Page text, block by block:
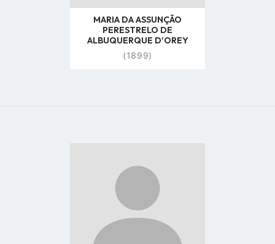
MARIA DA ASSUNÇÃO
PERESTRELO DE
ALBUQUERQUE D'OREY
(1899)
profile
page